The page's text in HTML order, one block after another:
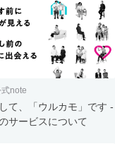
note
て、「ウルカモ」です -
サービスについて